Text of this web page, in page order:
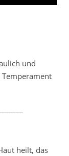
und
heilt, das